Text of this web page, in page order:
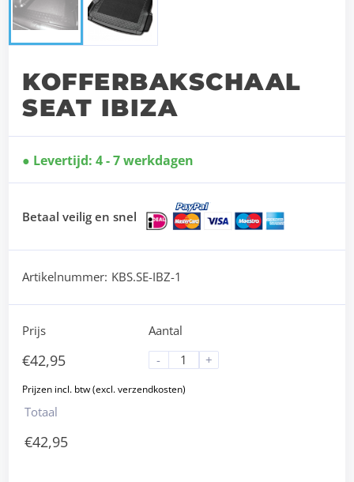
KOFFERBAKSCHAAL
SEAT IBIZA
Levertijd: 4 - 7 werkdagen
Betaal veilig en snel
Artikelnummer: KBS.SE-IBZ-1
Prijs
€42,95
Aantal
-
+
Totaal
€42,95